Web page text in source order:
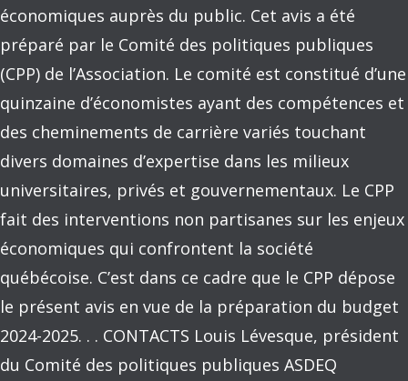
économiques auprès du public. Cet avis a été
préparé par le Comité des politiques publiques
(CPP) de l’Association. Le comité est constitué d’une
quinzaine d’économistes ayant des compétences et
des cheminements de carrière variés touchant
divers domaines d’expertise dans les milieux
universitaires, privés et gouvernementaux. Le CPP
fait des interventions non partisanes sur les enjeux
économiques qui confrontent la société
québécoise. C’est dans ce cadre que le CPP dépose
le présent avis en vue de la préparation du budget
2024-2025. . . CONTACTS Louis Lévesque, président
du Comité des politiques publiques ASDEQ